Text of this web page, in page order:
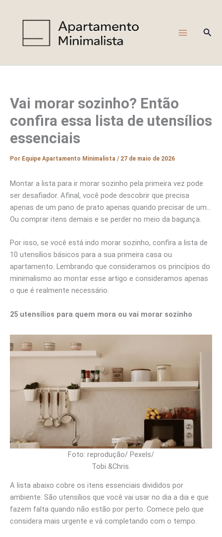
conteúdo
Vai morar sozinho? Então
confira essa lista de utensílios
essenciais
Por Equipe Apartamento Minimalista / 27 de maio de 2026
Montar a lista para ir morar sozinho pela primeira vez pode
ser desafiador. Afinal, você pode descobrir que precisa
apenas de um pano de prato apenas quando precisar de um…
Ou comprar itens demais e se perder no meio da bagunça.
Por isso, se você está indo morar sozinho, confira a lista de
10 utensílios básicos para a sua primeira casa ou
apartamento. Lembrando que consideramos os princípios do
minimalismo ao montar esse artigo e consideramos apenas
o que é realmente necessário.
25 utensílios para quem mora ou vai morar sozinho
Foto: reprodução/ Pexels/
Tobi &Chris.
A lista abaixo cobre os itens essenciais divididos por
ambiente. São utensílios que você vai usar no dia a dia e que
fazem falta quando não estão por perto. Comece pelo que
considera mais urgente e vá completando com o tempo.